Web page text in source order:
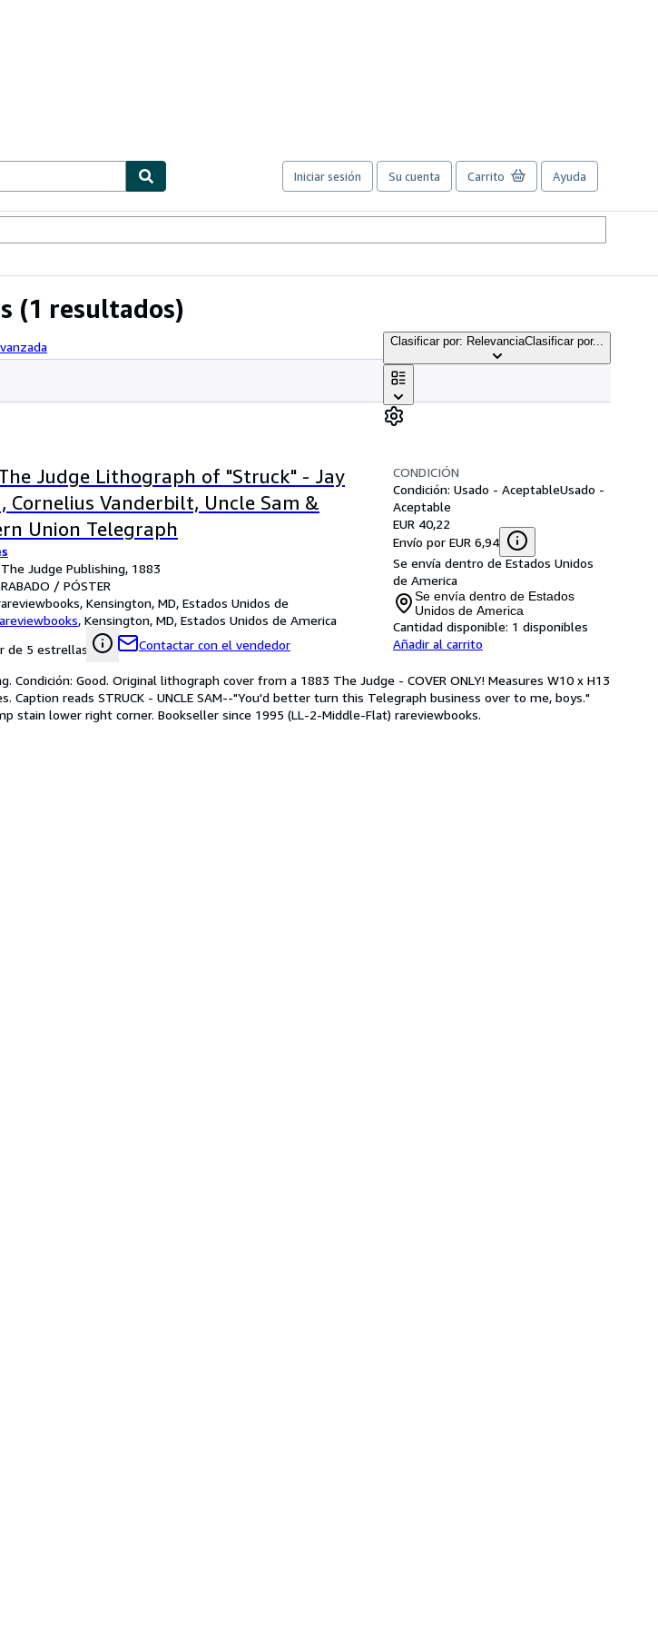
Iniciar sesión Su cuenta Carrito Ayuda
(1 resultados)
Clasificar por: RelevanciaClasificar por...
Judge Lithograph of "Struck" - Jay
Cornelius Vanderbilt, Uncle Sam &
Union Telegraph
Judge Publishing, 1883
/ PÓSTER
Kensington, MD, Estados Unidos de
, Kensington, MD, Estados Unidos de America
de 5 estrellas
Contactar con el vendedor
CONDICIÓN
Condición: Usado - AceptableUsado -
Aceptable
EUR 40,22
Envío por EUR 6,94
Se envía dentro de Estados Unidos
de America
Se envía dentro de Estados
Unidos de America
Cantidad disponible: 1 disponibles
Añadir al carrito
Condición: Good. Original lithograph cover from a 1883 The Judge - COVER ONLY! Measures W10 x H13
Caption reads STRUCK - UNCLE SAM--"You'd better turn this Telegraph business over to me, boys."
stain lower right corner. Bookseller since 1995 (LL-2-Middle-Flat) rareviewbooks.